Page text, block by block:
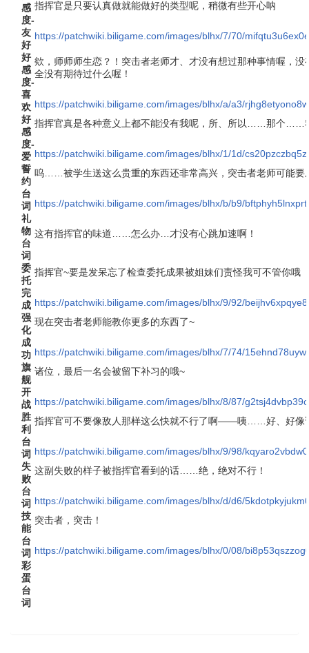
感
度-
友
好
指挥官是只要认真做就能做好的类型呢，稍微有些开心呐
https://patchwiki.biligame.com/images/blhx/7/70/
好
感
度-
喜
欢
欸，师师师生恋？！突击者老师才、才没有想过那种事情喔，
全没有期待过什么喔！
https://patchwiki.biligame.com/images/blhx/a/a3/
好
感
度-
爱
指挥官真是各种意义上都不能没有我呢，所、所以……那个……
https://patchwiki.biligame.com/images/blhx/1/1d/
誓
约
台
词
呜……被学生送这么贵重的东西还非常高兴，突击者老师可能
https://patchwiki.biligame.com/images/blhx/b/b9/
礼
物
台
词
这有指挥官的味道……怎么办…才没有心跳加速啊！
委
托
完
成
指挥官~要是发呆忘了检查委托成果被姐妹们责怪我可不管你哦
https://patchwiki.biligame.com/images/blhx/9/92/
强
化
成
功
现在突击者老师能教你更多的东西了~
https://patchwiki.biligame.com/images/blhx/7/74/
旗
舰
开
战
诸位，最后一名会被留下补习的哦~
https://patchwiki.biligame.com/images/blhx/8/87/
胜
利
台
词
指挥官可不要像敌人那样这么快就不行了啊——咦……好、好
https://patchwiki.biligame.com/images/blhx/9/98/
失
败
台
词
这副失败的样子被指挥官看到的话……绝，绝对不行！
https://patchwiki.biligame.com/images/blhx/d/d6/
技
能
台
词
突击者，突击！
https://patchwiki.biligame.com/images/blhx/0/08/
彩
蛋
台
词